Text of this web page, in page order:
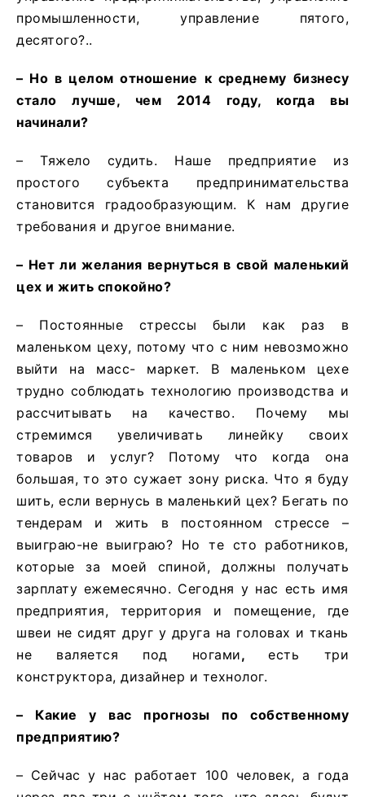
промышленности, управление пятого,
десятого?..
– Но в целом отношение к среднему бизнесу
стало лучше, чем 2014 году, когда вы
начинали?
– Тяжело судить. Наше предприятие из
простого субъекта предпринимательства
становится градообразующим. К нам другие
требования и другое внимание.
– Нет ли желания вернуться в свой маленький
цех и жить спокойно?
– Постоянные стрессы были как раз в
маленьком цеху, потому что с ним невозможно
выйти на масс- маркет. В маленьком цехе
трудно соблюдать технологию производства и
рассчитывать на качество. Почему мы
стремимся увеличивать линейку своих
товаров и услуг? Потому что когда она
большая, то это сужает зону риска. Что я буду
шить, если вернусь в маленький цех? Бегать по
тендерам и жить в постоянном стрессе –
выиграю-не выиграю? Но те сто работников,
которые за моей спиной, должны получать
зарплату ежемесячно. Сегодня у нас есть имя
предприятия, территория и помещение, где
швеи не сидят друг у друга на головах и ткань
не валяется под ногами,есть три
конструктора, дизайнер и технолог.
– Какие у вас прогнозы по собственному
предприятию?
– Сейчас у нас работает 100 человек, а года